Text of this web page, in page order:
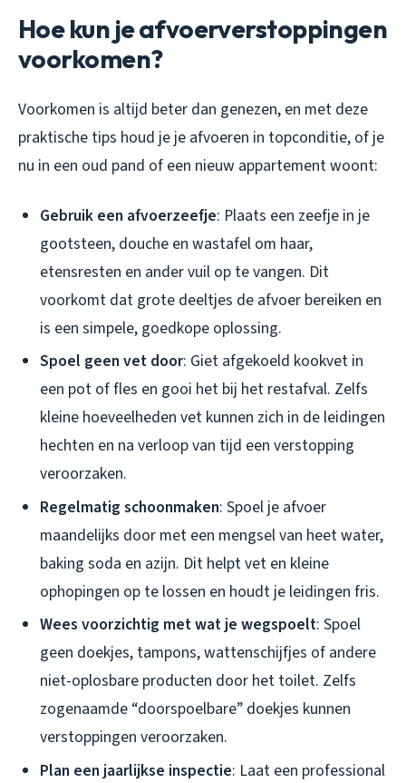
Hoe kun je afvoerverstoppingen
voorkomen?
Voorkomen is altijd beter dan genezen, en met deze
praktische tips houd je je afvoeren in topconditie, of je
nu in een oud pand of een nieuw appartement woont:
Gebruik een afvoerzeefje: Plaats een zeefje in je
gootsteen, douche en wastafel om haar,
etensresten en ander vuil op te vangen. Dit
voorkomt dat grote deeltjes de afvoer bereiken en
is een simpele, goedkope oplossing.
Spoel geen vet door: Giet afgekoeld kookvet in
een pot of fles en gooi het bij het restafval. Zelfs
kleine hoeveelheden vet kunnen zich in de leidingen
hechten en na verloop van tijd een verstopping
veroorzaken.
Regelmatig schoonmaken: Spoel je afvoer
maandelijks door met een mengsel van heet water,
baking soda en azijn. Dit helpt vet en kleine
ophopingen op te lossen en houdt je leidingen fris.
Wees voorzichtig met wat je wegspoelt: Spoel
geen doekjes, tampons, wattenschijfjes of andere
niet-oplosbare producten door het toilet. Zelfs
zogenaamde “doorspoelbare” doekjes kunnen
verstoppingen veroorzaken.
Plan een jaarlijkse inspectie: Laat een professional